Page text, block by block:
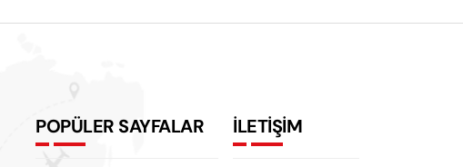
POPÜLER SAYFALAR İLETİŞİM